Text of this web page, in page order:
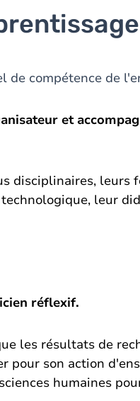
de compétence de
et
disciplinaires, leurs
leur
réflexif.
les résultats de
pour son action
humaines